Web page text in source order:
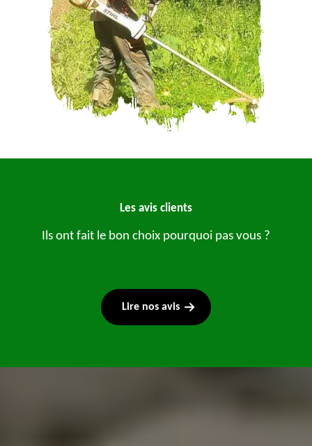
Les avis clients
Ils ont fait le bon choix pourquoi pas vous ?
Lire nos avis